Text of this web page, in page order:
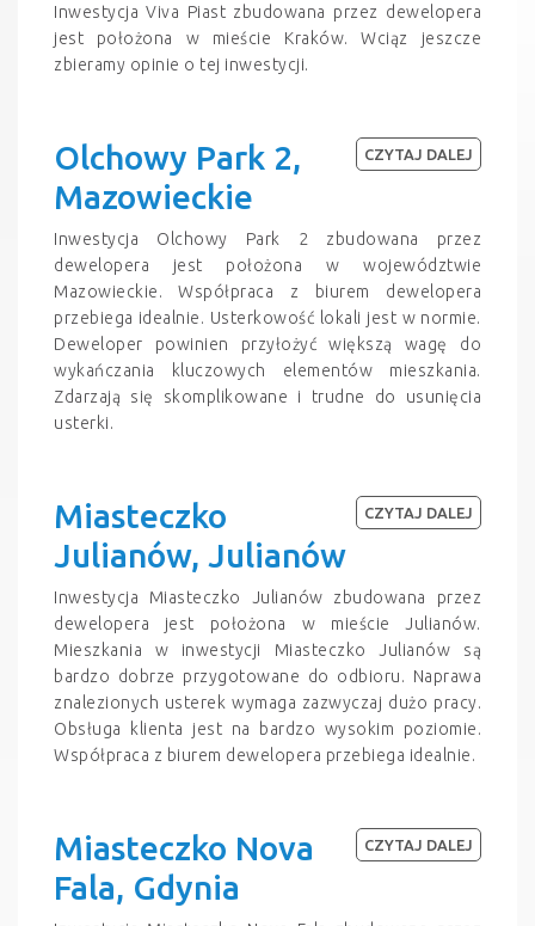
Inwestycja Viva Piast zbudowana przez dewelopera
jest położona w mieście Kraków. Wciąz jeszcze
zbieramy opinie o tej inwestycji.
Olchowy Park 2,
Mazowieckie
Inwestycja Olchowy Park 2 zbudowana przez
dewelopera jest położona w województwie
Mazowieckie. Współpraca z biurem dewelopera
przebiega idealnie. Usterkowość lokali jest w normie.
Deweloper powinien przyłożyć większą wagę do
wykańczania kluczowych elementów mieszkania.
Zdarzają się skomplikowane i trudne do usunięcia
usterki.
CZYTAJ DALEJ
Miasteczko
Julianów, Julianów
Inwestycja Miasteczko Julianów zbudowana przez
dewelopera jest położona w mieście Julianów.
Mieszkania w inwestycji Miasteczko Julianów są
bardzo dobrze przygotowane do odbioru. Naprawa
znalezionych usterek wymaga zazwyczaj dużo pracy.
Obsługa klienta jest na bardzo wysokim poziomie.
Współpraca z biurem dewelopera przebiega idealnie.
CZYTAJ DALEJ
Miasteczko Nova
Fala, Gdynia
CZYTAJ DALEJ